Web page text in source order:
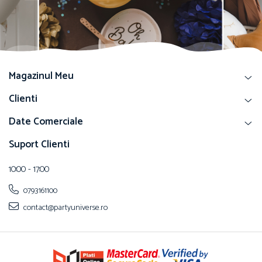
Magazinul Meu
Clienti
Date Comerciale
Suport Clienti
10:00 - 17:00
0793161100
contact@partyuniverse.ro